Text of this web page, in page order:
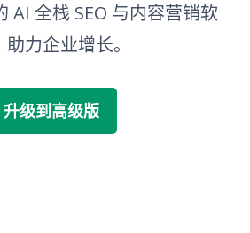
AI 全栈 SEO 与内容营销软
力企业增长。
升级到高级版